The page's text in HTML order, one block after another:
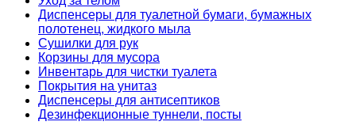
Диспенсеры для туалетной бумаги, бумажных
полотенец, жидкого мыла
Сушилки для рук
Корзины для мусора
Инвентарь для чистки туалета
Покрытия на унитаз
Диспенсеры для антисептиков
Дезинфекционные туннели, посты